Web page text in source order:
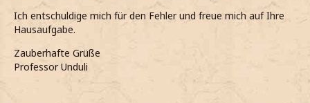
Ich entschuldige mich für den Fehler und freue mich auf Ihre
Hausaufgabe.
Zauberhafte Grüße
Professor Unduli